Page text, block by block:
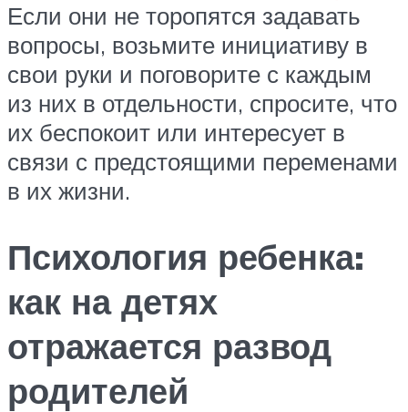
Если они не торопятся задавать
вопросы, возьмите инициативу в
свои руки и поговорите с каждым
из них в отдельности, спросите, что
их беспокоит или интересует в
связи с предстоящими переменами
в их жизни.
Психология ребенка:
как на детях
отражается развод
родителей